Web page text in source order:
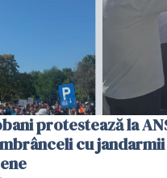
protestează la
cu jandarmii